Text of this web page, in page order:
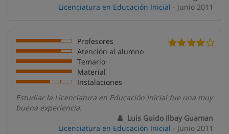
Licenciatura en Educación Inicial - Junio 2011
Profesores
Atención al alumno
Temario
Material
Instalaciones
Estudiar la Licenciatura en Educación Inicial fue una muy
buena experiencia.
Luis Guido Ilbay Guaman
Licenciatura en Educación Inicial - Junio 2011